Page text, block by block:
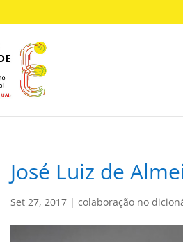
José Luiz de
Set 27, 2017 |colaboração no